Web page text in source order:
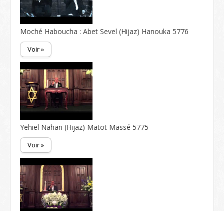
Moché Haboucha : Abet Sevel (Hijaz) Hanouka 5776
Voir »
Yehiel Nahari (Hijaz) Matot Massé 5775
Voir »